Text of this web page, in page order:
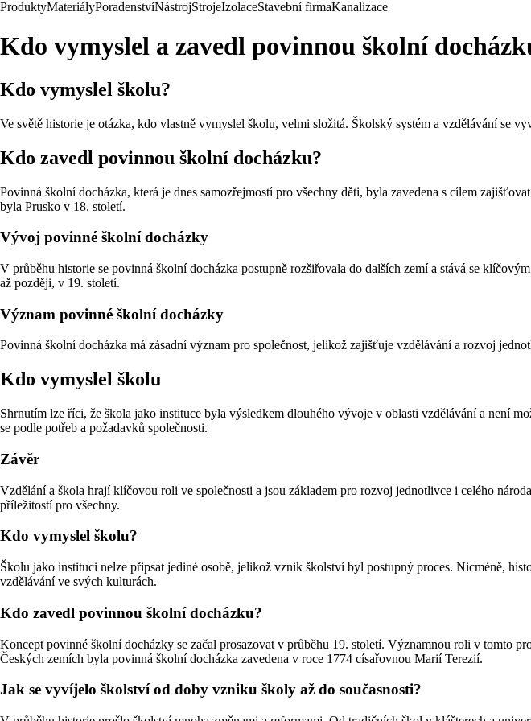
ProduktyMateriályPoradenstvíNástrojStrojeIzolaceStavební firmaKanalizace
Kdo vymyslel a zavedl povinnou školní
Kdo vymyslel školu?
Ve světě historie je otázka, kdo vlastně vymyslel školu, velmi složitá. Školský systém a vzdělávání se
Kdo zavedl povinnou školní docházku?
Povinná školní docházka, která je dnes samozřejmostí pro všechny děti, byla zavedena s cílem
byla Prusko v 18. století.
Vývoj povinné školní docházky
V průběhu historie se povinná školní docházka postupně rozšiřovala do dalších zemí a stává se
až později, v 19. století.
Význam povinné školní docházky
Povinná školní docházka má zásadní význam pro společnost, jelikož zajišťuje vzdělávání a rozvoj
Kdo vymyslel školu
Shrnutím lze říci, že škola jako instituce byla výsledkem dlouhého vývoje v oblasti vzdělávání a není
se podle potřeb a požadavků společnosti.
Závěr
Vzdělání a škola hrají klíčovou roli ve společnosti a jsou základem pro rozvoj jednotlivce i celého
příležitostí pro všechny.
Kdo vymyslel školu?
Školu jako instituci nelze připsat jediné osobě, jelikož vznik školství byl postupný proces. Nicméně,
vzdělávání ve svých kulturách.
Kdo zavedl povinnou školní docházku?
Koncept povinné školní docházky se začal prosazovat v průběhu 19. století. Významnou roli v tomto
Českých zemích byla povinná školní docházka zavedena v roce 1774 císařovnou Marií Terezií.
Jak se vyvíjelo školství od doby vzniku školy až do současnosti?